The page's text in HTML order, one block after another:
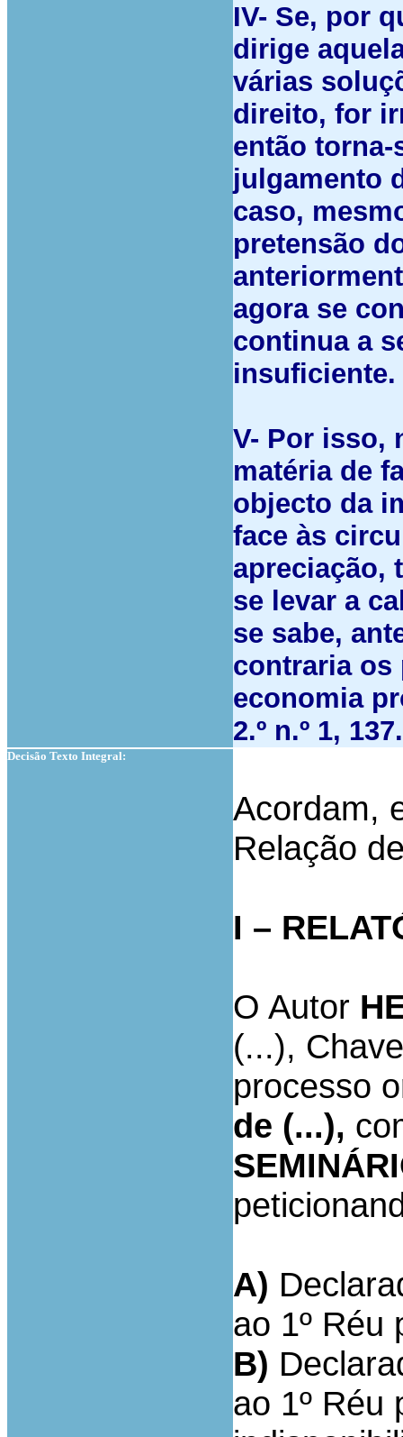
IV- Se, por
dirige
várias
direito, for
então
julgamento
caso,
pretensão
agora se
continua a
insuficiente.
V- Por isso,
matéria de
objecto da
face às
apreciação,
se levar a
se sabe,
contraria os
economia
2.º n.º 1,
Decisão Texto Integral:
Acordam,
Relação
I –
O Autor
(...),
processo
de (...),
A)
ao 1º Réu
B)
ao 1º Réu